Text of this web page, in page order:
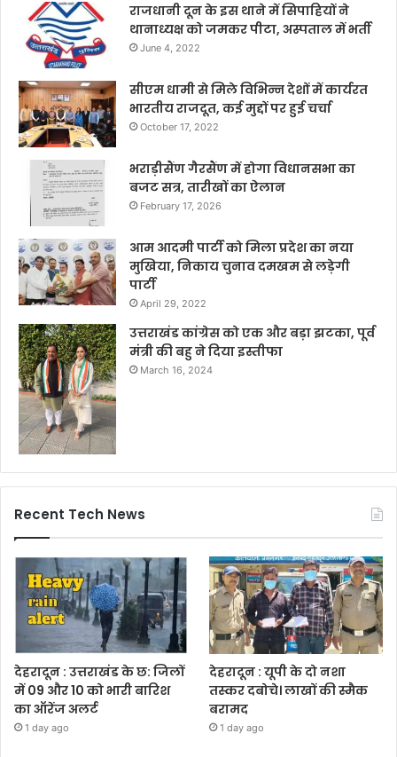
राजधानी दून के इस थाने में सिपाहियों ने
थानाध्यक्ष को जमकर पीटा, अस्पताल में भर्ती
June 4, 2022
सीएम धामी से मिले विभिन्न देशों में कार्यरत
भारतीय राजदूत, कई मुद्दों पर हुई चर्चा
October 17, 2022
भराड़ीसैंण गैरसैंण में होगा विधानसभा का
बजट सत्र, तारीखों का ऐलान
February 17, 2026
आम आदमी पार्टी को मिला प्रदेश का नया
मुखिया, निकाय चुनाव दमखम से लड़ेगी
पार्टी
April 29, 2022
उत्तराखंड कांग्रेस को एक और बड़ा झटका, पूर्व
मंत्री की बहु ने दिया इस्तीफा
March 16, 2024
Recent Tech News
देहरादून : उत्तराखंड के छ: जिलों
में 09 और 10 को भारी बारिश
का ऑरेंज अलर्ट
1 day ago
देहरादून : यूपी के दो नशा
तस्कर दबोचे। लाखों की स्मैक
बरामद
1 day ago